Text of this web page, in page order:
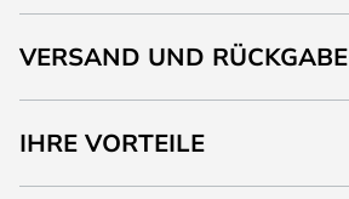
VERSAND UND RÜCKGABE
IHRE VORTEILE